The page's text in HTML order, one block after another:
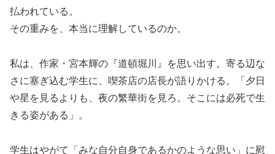
払われている。
その重みを、本当に理解しているのか。
私は、作家・宮本輝の『道頓堀川』を思い出す。寄る辺な
さに塞ぎ込む学生に、喫茶店の店長が語りかける。「夕日
や星を見るよりも、夜の繁華街を見ろ。そこには必死で生
きる姿がある」。
学生はやがて「みな自分自身であるかのような思い」に慰